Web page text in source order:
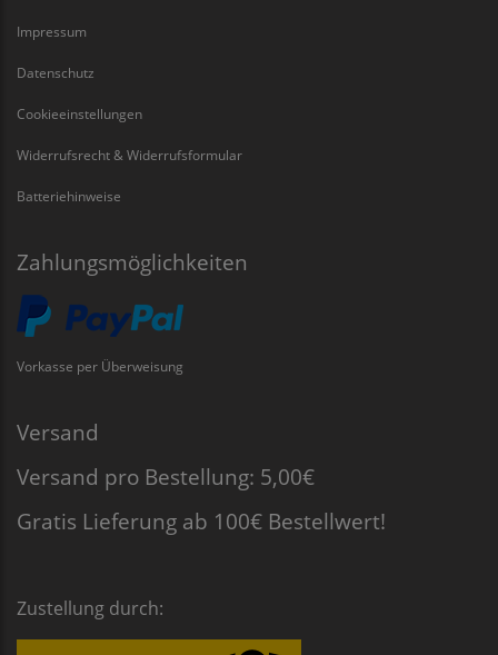
Impressum
Datenschutz
Cookieeinstellungen
Widerrufsrecht & Widerrufsformular
Batteriehinweise
Zahlungsmöglichkeiten
Vorkasse per Überweisung
Versand
Versand pro Bestellung: 5,00€
Gratis Lieferung ab 100€ Bestellwert!
Zustellung durch: